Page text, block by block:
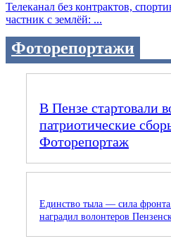
Телеканал без контрактов,
частник с землёй: ...
Фоторепортажи
В Пензе стартовали
патриотические
Фоторепортаж
Единство тыла — сила
наградил волонтеров